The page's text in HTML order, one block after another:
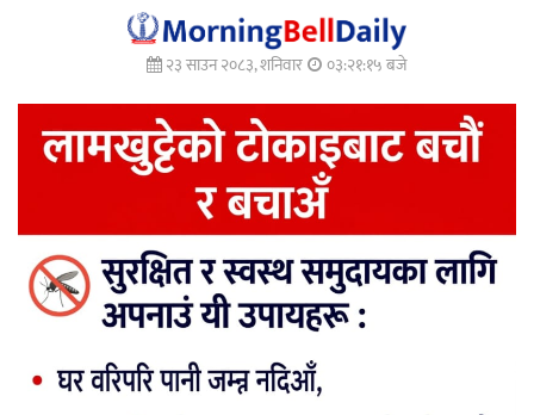
२३ साउन २०८३, शनिवार ०३:२१:१६ बजे